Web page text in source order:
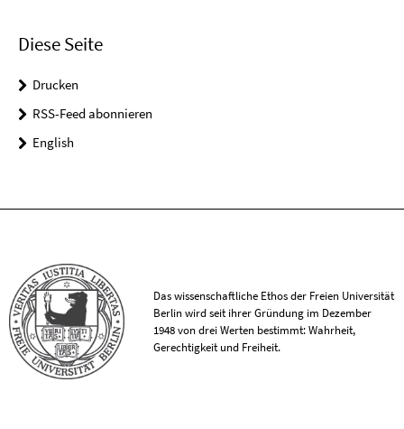
Diese Seite
Drucken
RSS-Feed abonnieren
English
Das wissenschaftliche Ethos der Freien Universität
Berlin wird seit ihrer Gründung im Dezember
1948 von drei Werten bestimmt: Wahrheit,
Gerechtigkeit und Freiheit.